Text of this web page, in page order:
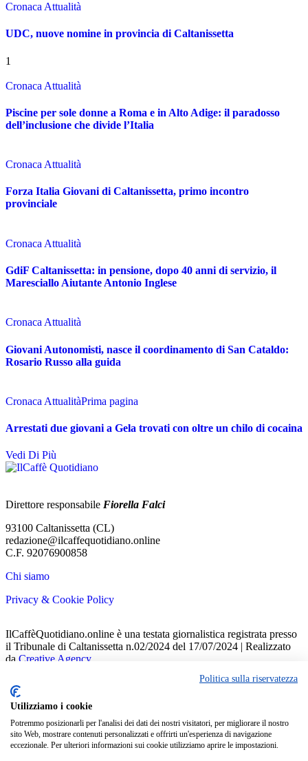
Cronaca Attualità
UDC, nuove nomine in provincia di Caltanissetta
1
Cronaca Attualità
Piscine per sole donne a Roma e in Alto Adige: il paradosso
dell’inclusione che divide l’Italia
Cronaca Attualità
Forza Italia Giovani di Caltanissetta, primo incontro
provinciale
Cronaca Attualità
GdiF Caltanissetta: in pensione, dopo 40 anni di servizio, il
Maresciallo Aiutante Antonio Inglese
Cronaca Attualità
Giovani Autonomisti, nasce il coordinamento di San Cataldo:
Rosario Russo alla guida
Cronaca AttualitàPrima pagina
Arrestati due giovani a Gela trovati con oltre un chilo di cocaina
Vedi Di Più
Direttore responsabile Fiorella Falci
93100 Caltanissetta (CL)
redazione@ilcaffequotidiano.online
C.F. 92076900858
Chi siamo
Privacy & Cookie Policy
IlCaffèQuotidiano.online è una testata giornalistica registrata presso
il Tribunale di Caltanissetta n.02/2024 del 17/07/2024 | Realizzato
da Creative Agency
Sign in to your account
Nome utente o indirizzo email
Politica sulla riservatezza
Utilizziamo i cookie
Potremmo posizionarli per l'analisi dei dati dei nostri visitatori, per migliorare il nostro
sito Web, mostrare contenuti personalizzati e offrirti un'esperienza di navigazione
eccezionale. Per ulteriori informazioni sui cookie utilizziamo aprire le impostazioni.